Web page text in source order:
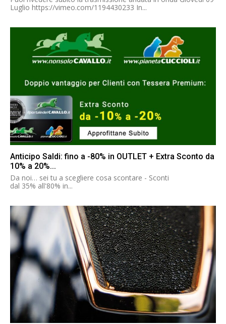
Luglio https://vimeo.com/1194430233 In...
Anticipo Saldi: fino a -80% in OUTLET + Extra Sconto da
10% a 20%...
Da noi… sei tu a scegliere cosa scontare - Sconti
dal 35% all'80% in...